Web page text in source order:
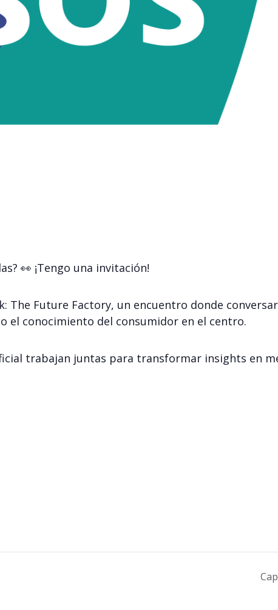
👀 ¡Tengo una invitación!
The Future Factory, un encuentro donde
el conocimiento del consumidor en el centro.
trabajan juntas para transformar insights en